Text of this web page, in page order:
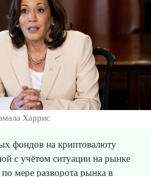
Харрис
фондов на криптовалюту
с учётом ситуации на рынке
мере разворота рынка в